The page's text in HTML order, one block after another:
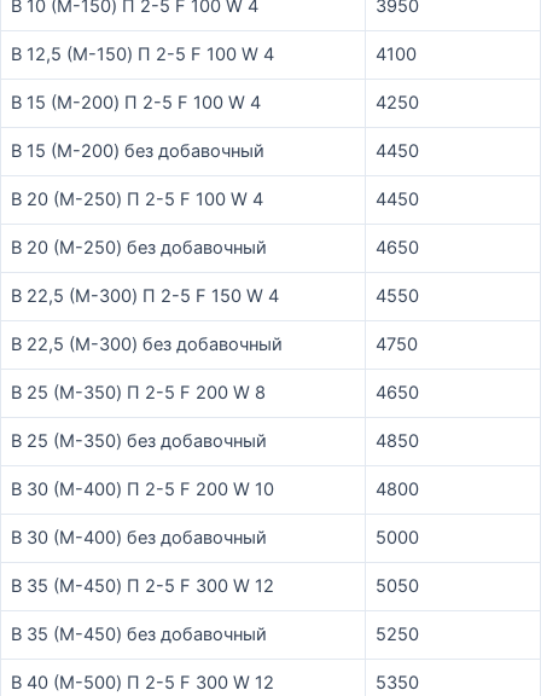
B 10 (М-150) П 2-5 F 100 W 4 3950
B 12,5 (М-150) П 2-5 F 100 W 4 4100
B 15 (М-200) П 2-5 F 100 W 4 4250
B 15 (М-200) без добавочный 4450
B 20 (М-250) П 2-5 F 100 W 4 4450
B 20 (М-250) без добавочный 4650
B 22,5 (М-300) П 2-5 F 150 W 4 4550
B 22,5 (М-300) без добавочный 4750
B 25 (М-350) П 2-5 F 200 W 8 4650
B 25 (М-350) без добавочный 4850
B 30 (М-400) П 2-5 F 200 W 10 4800
B 30 (М-400) без добавочный 5000
B 35 (М-450) П 2-5 F 300 W 12 5050
B 35 (М-450) без добавочный 5250
B 40 (М-500) П 2-5 F 300 W 12 5350